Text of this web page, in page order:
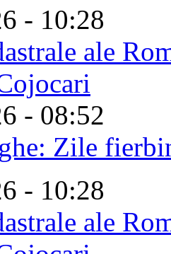
- 10:28
ale
- 08:52
Zile
- 10:28
ale